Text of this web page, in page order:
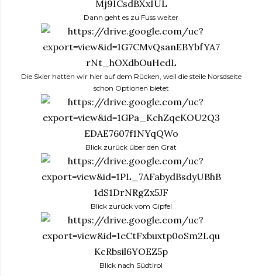
Dann geht es zu Fuss weiter
Die Skier hatten wir hier auf dem Rücken, weil die steile Norsdseite
schon Optionen bietet
Blick zurück über den Grat
Blick zurück vom Gipfel
Blick nach Südtirol